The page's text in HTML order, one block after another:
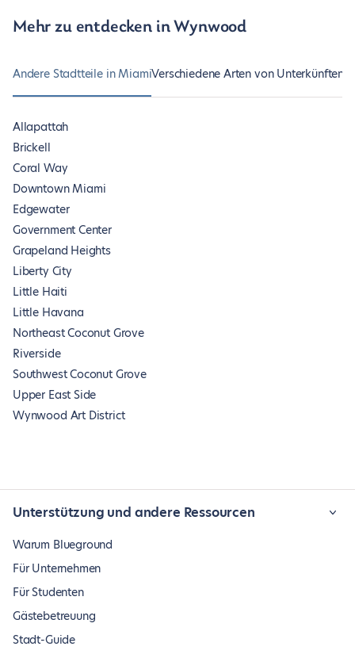
Mehr zu entdecken in Wynwood
Andere Stadtteile in MiamiVerschiedene Arten von Unterkünften
Allapattah
Brickell
Coral Way
Downtown Miami
Edgewater
Government Center
Grapeland Heights
Liberty City
Little Haiti
Little Havana
Northeast Coconut Grove
Riverside
Southwest Coconut Grove
Upper East Side
Wynwood Art District
Unterstützung und andere Ressourcen
Warum Blueground
Für Unternehmen
Für Studenten
Gästebetreuung
Stadt-Guide